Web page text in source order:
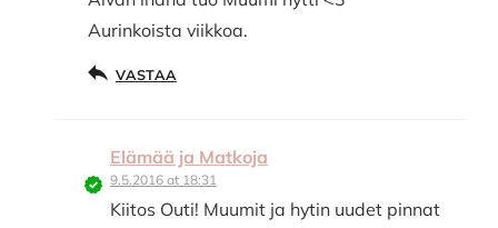
Aurinkoista viikkoa.
VASTAA
Elämää ja Matkoja
9.5.2016 at 18:31
Kiitos Outi! Muumit ja hytin uudet pinnat